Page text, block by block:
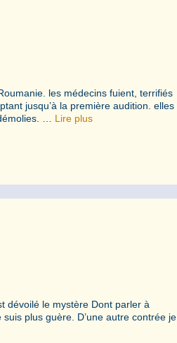
les médecins fuient, terrifiés
jusqu’à la première audition. elles
… Lire plus
dévoilé le mystère Dont parler à
plus guère. D’une autre contrée je